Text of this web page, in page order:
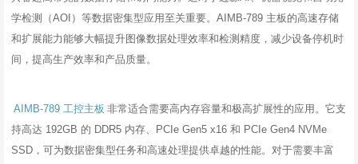
学检测（AOI）等数据密集型应用至关重要。AIMB-789 主板的高速存储
和扩展能力能够大幅提升图像数据处理效率和检测精度，减少设备停机时
间，提高生产效率和产品质量。
AIMB-789 工控主板 非常适合需要高内存容量和极高扩展性的应用。它支
持高达 192GB 的 DDR5 内存、PCIe Gen5 x16 和 PCIe Gen4 NVMe
SSD，可为数据密集型任务和高速处理提供卓越的性能。对于需要丰富